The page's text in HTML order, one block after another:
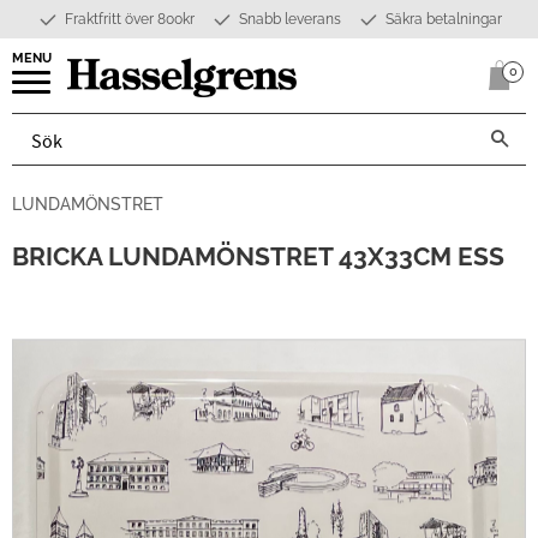
Meny
Fraktfritt över 800kr Snabb leverans Säkra betalningar
0
LUNDAMÖNSTRET
BRICKA LUNDAMÖNSTRET 43X33CM ESS